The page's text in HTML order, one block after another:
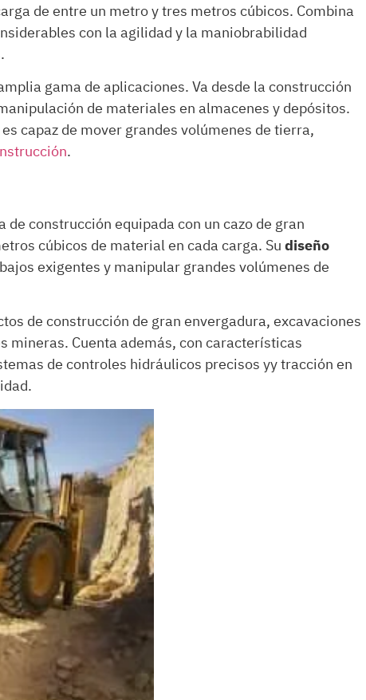
de entre un metro y tres metros cúbicos. Combina
con la agilidad y la maniobrabilidad
gama de aplicaciones. Va desde la construcción
de materiales en almacenes y depósitos.
capaz de mover grandes volúmenes de tierra,
.
de construcción equipada con un cazo de gran
cúbicos de material en cada carga. Sudiseño
exigentes y manipular grandes volúmenes de
de construcción de gran envergadura, excavaciones
mineras. Cuenta además, con características
de controles hidráulicos precisos yy tracción en